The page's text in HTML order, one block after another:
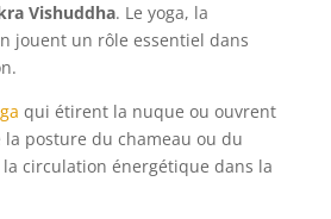
Vishuddha. Le yoga, la
jouent un rôle essentiel dans
qui étirent la nuque ou ouvrent
posture du chameau ou du
circulation énergétique dans la